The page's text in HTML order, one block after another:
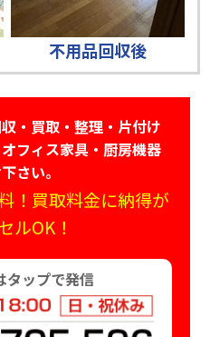
不用品回収後
・買取・整理・片付け
フィス家具・厨房機器
さい。
！買取料金に納得が
ルOK！
タップで発信